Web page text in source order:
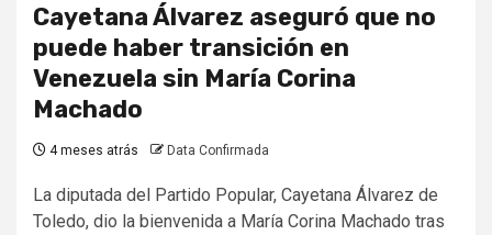
Cayetana Álvarez aseguró que no
puede haber transición en
Venezuela sin María Corina
Machado
4 meses atrás Data Confirmada
La diputada del Partido Popular, Cayetana Álvarez de
Toledo, dio la bienvenida a María Corina Machado tras